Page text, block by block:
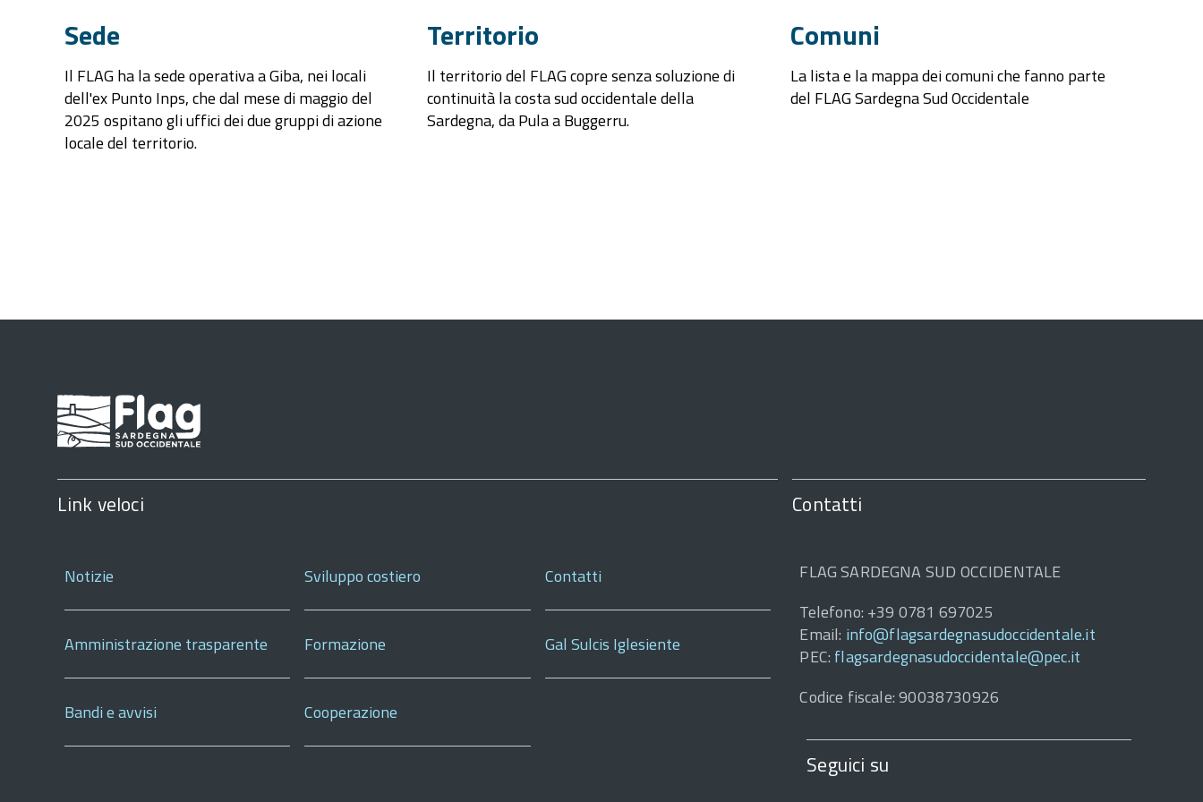
Sede
Il FLAG ha la sede operativa a Giba, nei locali
dell'ex Punto Inps, che dal mese di maggio del
2025 ospitano gli uffici dei due gruppi di azione
locale del territorio.
Territorio
Il territorio del FLAG copre senza soluzione di
continuità la costa sud occidentale della
Sardegna, da Pula a Buggerru.
Comuni
La lista e la mappa dei comuni che fanno parte
del FLAG Sardegna Sud Occidentale
Link veloci
Notizie
Amministrazione trasparente
Bandi e avvisi
Sviluppo costiero
Formazione
Cooperazione
Contatti
Gal Sulcis Iglesiente
Contatti
FLAG SARDEGNA SUD OCCIDENTALE
Telefono: +39 0781 697025
Email: info@flagsardegnasudoccidentale.it
PEC: flagsardegnasudoccidentale@pec.it
Codice fiscale: 90038730926
Seguici su